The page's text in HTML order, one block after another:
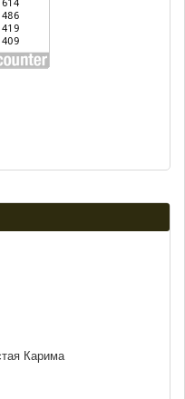
Карима